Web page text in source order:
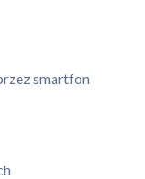
smartfon